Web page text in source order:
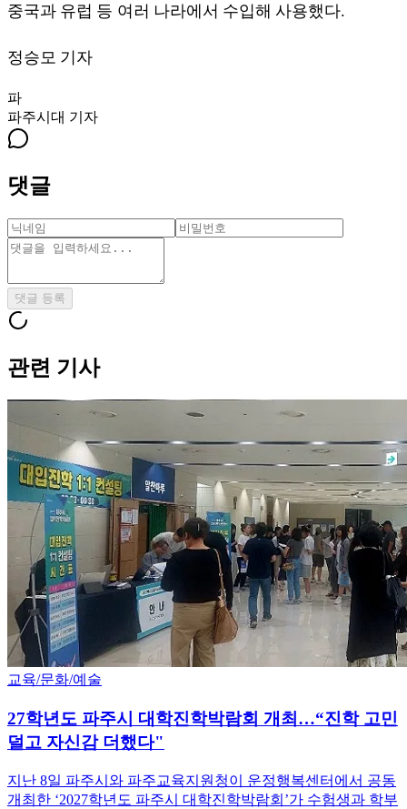
중국과 유럽 등 여러 나라에서 수입해 사용했다.
정승모 기자
파
파주시대 기자
댓글
댓글 등록
관련 기사
교육/문화/예술
27학년도 파주시 대학진학박람회 개최…“진학 고민
덜고 자신감 더했다"
지난 8일 파주시와 파주교육지원청이 운정행복센터에서 공동
개최한 ‘2027학년도 파주시 대학진학박람회’가 수험생과 학부